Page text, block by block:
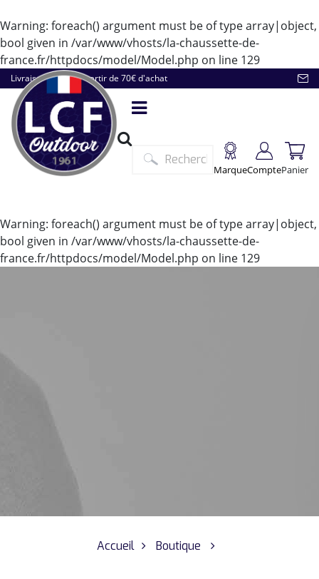
Warning: foreach() argument must be of type array|object,
bool given in /var/www/vhosts/la-chaussette-de-
france.fr/httpdocs/model/Model.php on line 129
Livraison offerte à partir de 70€ d'achat
MarqueComptePanier
Warning: foreach() argument must be of type array|object,
bool given in /var/www/vhosts/la-chaussette-de-
france.fr/httpdocs/model/Model.php on line 129
Accueil Boutique